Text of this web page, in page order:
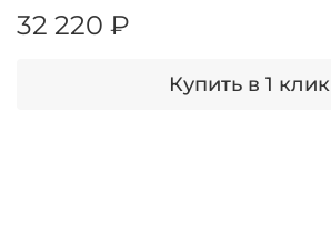
32 220 ₽
Купить в 1 клик